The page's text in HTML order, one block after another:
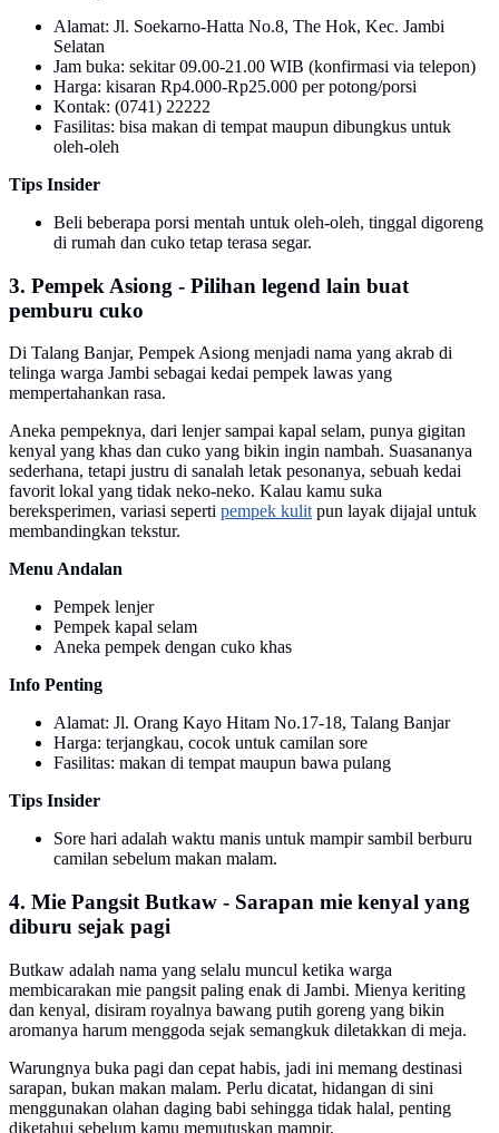
Alamat: Jl. Soekarno-Hatta No.8, The Hok, Kec. Jambi
Selatan
Jam buka: sekitar 09.00-21.00 WIB (konfirmasi via telepon)
Harga: kisaran Rp4.000-Rp25.000 per potong/porsi
Kontak: (0741) 22222
Fasilitas: bisa makan di tempat maupun dibungkus untuk
oleh-oleh
Tips Insider
Beli beberapa porsi mentah untuk oleh-oleh, tinggal digoreng
di rumah dan cuko tetap terasa segar.
3. Pempek Asiong - Pilihan legend lain buat
pemburu cuko
Di Talang Banjar, Pempek Asiong menjadi nama yang akrab di
telinga warga Jambi sebagai kedai pempek lawas yang
mempertahankan rasa.
Aneka pempeknya, dari lenjer sampai kapal selam, punya gigitan
kenyal yang khas dan cuko yang bikin ingin nambah. Suasananya
sederhana, tetapi justru di sanalah letak pesonanya, sebuah kedai
favorit lokal yang tidak neko-neko. Kalau kamu suka
bereksperimen, variasi seperti pempek kulitpun layak dijajal untuk
membandingkan tekstur.
Menu Andalan
Pempek lenjer
Pempek kapal selam
Aneka pempek dengan cuko khas
Info Penting
Alamat: Jl. Orang Kayo Hitam No.17-18, Talang Banjar
Harga: terjangkau, cocok untuk camilan sore
Fasilitas: makan di tempat maupun bawa pulang
Tips Insider
Sore hari adalah waktu manis untuk mampir sambil berburu
camilan sebelum makan malam.
4. Mie Pangsit Butkaw - Sarapan mie kenyal yang
diburu sejak pagi
Butkaw adalah nama yang selalu muncul ketika warga
membicarakan mie pangsit paling enak di Jambi. Mienya keriting
dan kenyal, disiram royalnya bawang putih goreng yang bikin
aromanya harum menggoda sejak semangkuk diletakkan di meja.
Warungnya buka pagi dan cepat habis, jadi ini memang destinasi
sarapan, bukan makan malam. Perlu dicatat, hidangan di sini
menggunakan olahan daging babi sehingga tidak halal, penting
diketahui sebelum kamu memutuskan mampir.